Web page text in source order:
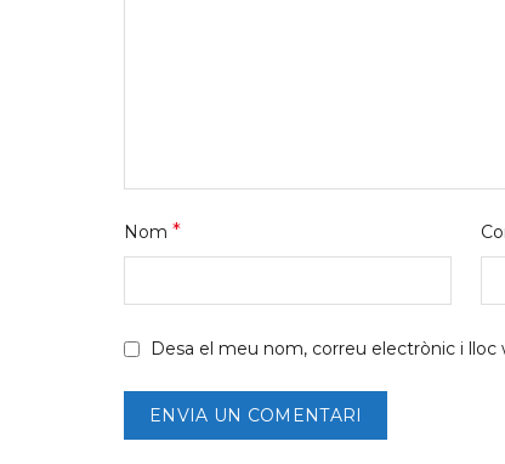
Nom *
Desa el meu nom, correu electrònic i